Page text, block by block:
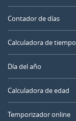
Contador de días
Calculadora de tiempo
Día del año
Calculadora de edad
Temporizador online